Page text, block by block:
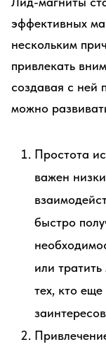
эффективных
нескольким
привлекать
создавая с ней
можно
Простота
важен
быстро
или
тех, кто